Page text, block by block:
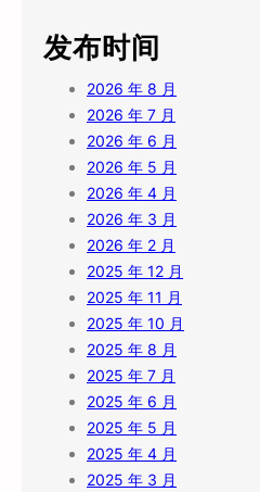
发布时间
2026 年 8 月
2026 年 7 月
2026 年 6 月
2026 年 5 月
2026 年 4 月
2026 年 3 月
2026 年 2 月
2025 年 12 月
2025 年 11 月
2025 年 10 月
2025 年 8 月
2025 年 7 月
2025 年 6 月
2025 年 5 月
2025 年 4 月
2025 年 3 月